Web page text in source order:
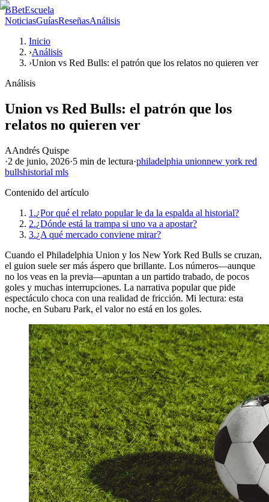
BBetEscuela
NoticiasGuíasReseñasAnálisis
Inicio
›Análisis
›Union vs Red Bulls: el patrón que los relatos no quieren ver
Análisis
Union vs Red Bulls: el patrón que los
relatos no quieren ver
AAndrés Quispe
·2 de junio, 2026·5 min de lectura·philadelphia unionnew york red
bullshistorial mls
Contenido del artículo
1.¿Por qué el relato popular le da la espalda al historial?
2.¿Dónde está la trampa si uno va a apostar?
3.¿A qué mercado conviene mirar?
Cuando el Philadelphia Union y los New York Red Bulls se cruzan,
el guion suele ser más áspero que brillante. Los números—aunque
no los veas en la previa—apuntan a un partido trabado, de pocos
goles y muchas interrupciones. La narrativa popular que pide
espectáculo choca con una realidad de fricción. Mi lectura: esta
noche, en Subaru Park, el valor no está en los goles.